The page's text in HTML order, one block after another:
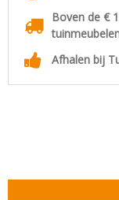
Boven de €
Afhalen bij